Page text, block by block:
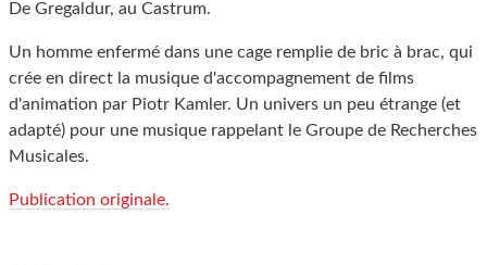
De Gregaldur, au Castrum.
Un homme enfermé dans une cage remplie de bric à brac, qui
crée en direct la musique d'accompagnement de films
d'animation par Piotr Kamler. Un univers un peu étrange (et
adapté) pour une musique rappelant le Groupe de Recherches
Musicales.
Publication originale.